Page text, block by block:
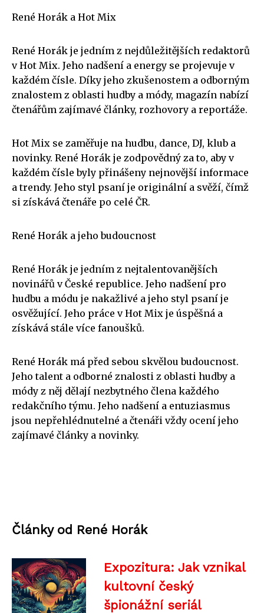
René Horák a Hot Mix
René Horák je jedním z nejdůležitějších redaktorů
v Hot Mix. Jeho nadšení a energy se projevuje v
každém čísle. Díky jeho zkušenostem a odborným
znalostem z oblasti hudby a módy, magazín nabízí
čtenářům zajímavé články, rozhovory a reportáže.
Hot Mix se zaměřuje na hudbu, dance, DJ, klub a
novinky. René Horák je zodpovědný za to, aby v
každém čísle byly přinášeny nejnovější informace
a trendy. Jeho styl psaní je originální a svěží, čímž
si získává čtenáře po celé ČR.
René Horák a jeho budoucnost
René Horák je jedním z nejtalentovanějších
novinářů v České republice. Jeho nadšení pro
hudbu a módu je nakažlivé a jeho styl psaní je
osvěžující. Jeho práce v Hot Mix je úspěšná a
získává stále více fanoušků.
René Horák má před sebou skvělou budoucnost.
Jeho talent a odborné znalosti z oblasti hudby a
módy z něj dělají nezbytného člena každého
redakčního týmu. Jeho nadšení a entuziasmus
jsou nepřehlédnutelné a čtenáři vždy ocení jeho
zajímavé články a novinky.
Články od René Horák
Expozitura: Jak vznikal
kultovní český
špionážní seriál